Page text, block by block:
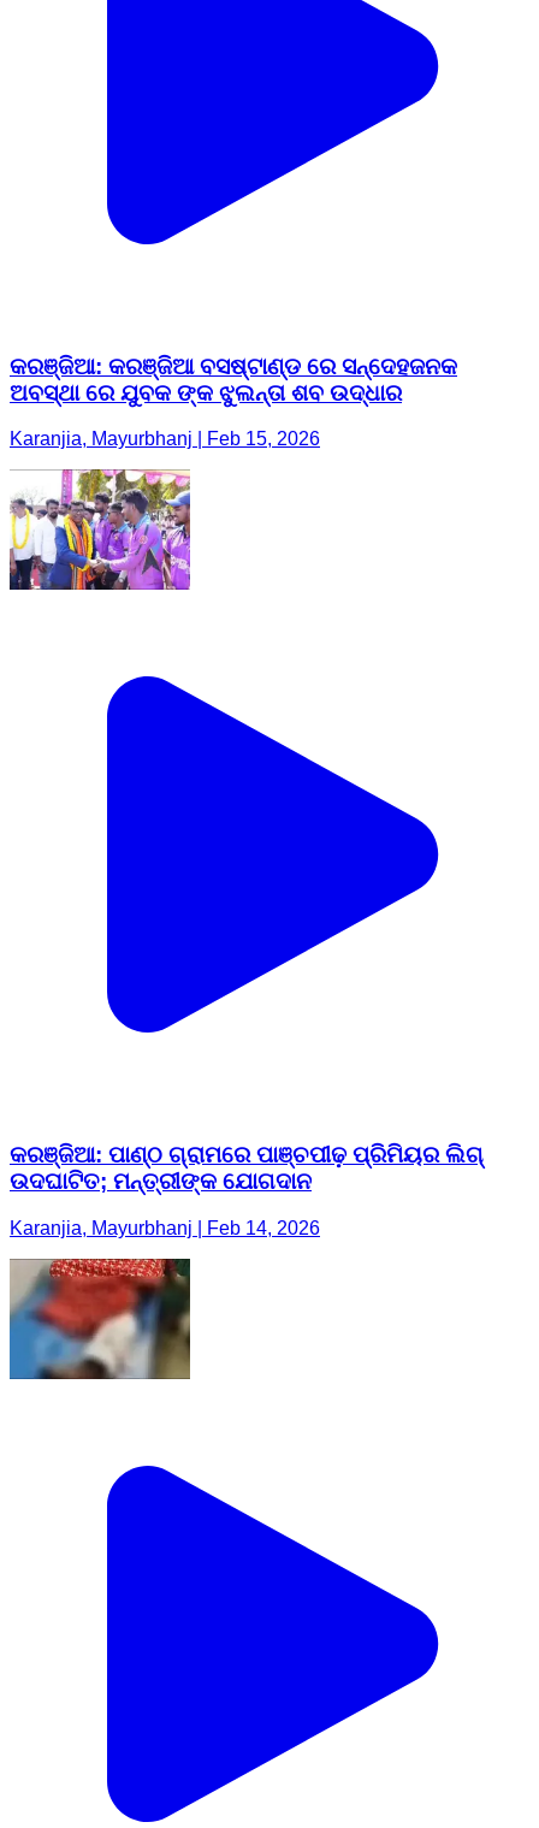
କରଞ୍ଜିଆ: କରଞ୍ଜିଆ ବସଷ୍ଟାଣ୍ଡ ରେ ସନ୍ଦେହଜନକ
ଅବସ୍ଥା ରେ ଯୁବକ ଙ୍କ ଝୁଲନ୍ତା ଶବ ଉଦ୍ଧାର
Karanjia, Mayurbhanj | Feb 15, 2026
କରଞ୍ଜିଆ: ପାଣ୍ଠ ଗ୍ରାମରେ ପାଞ୍ଚପୀଢ଼ ପ୍ରିମିୟର ଲିଗ୍
ଉଦଘାଟିତ; ମନ୍ତ୍ରୀଙ୍କ ଯୋଗଦାନ
Karanjia, Mayurbhanj | Feb 14, 2026